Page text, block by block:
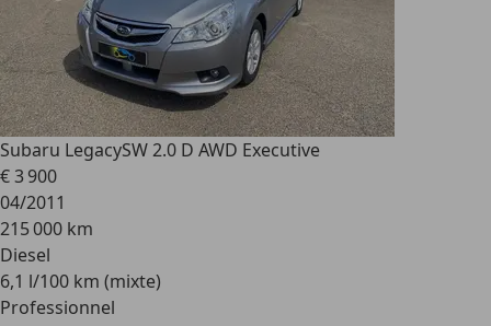
Subaru LegacySW 2.0 D AWD Executive
€ 3 900
04/2011
215 000 km
Diesel
6,1 l/100 km (mixte)
Professionnel